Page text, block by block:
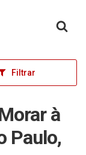
Filtrar
à
Paulo,